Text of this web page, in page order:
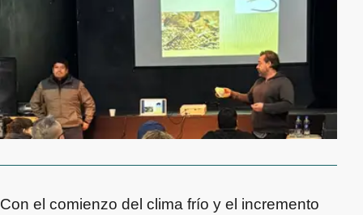
Con el comienzo del clima frío y el incremento